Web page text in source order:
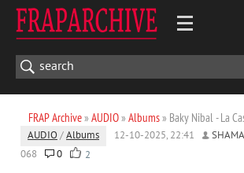
FRAP Archive» AUDIO» Albums» Baky Nibal - La
AUDIO /Albums 12-10-2025, 22:41
068
0 2